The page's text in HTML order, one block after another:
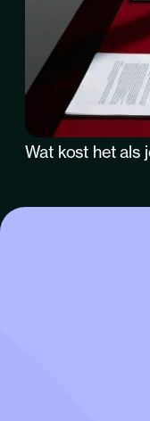
Wat kost het als